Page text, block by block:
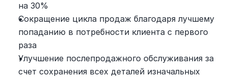
на 30%
Сокращение цикла продаж благодаря лучшему
попаданию в потребности клиента с первого
раза
Улучшение послепродажного обслуживания за
счет сохранения всех деталей изначальных